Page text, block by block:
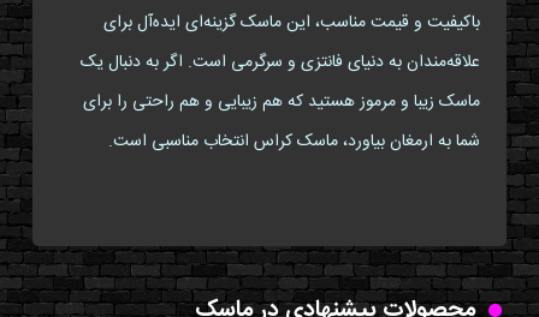
باکیفیت و قیمت مناسب، این ماسک گزینه‌ای ایده‌آل برای
علاقه‌مندان به دنیای فانتزی و سرگرمی است. اگر به دنبال یک
ماسک زیبا و مرموز هستید که هم زیبایی و هم راحتی را برای
شما به ارمغان بیاورد، ماسک کراس انتخاب مناسبی است.